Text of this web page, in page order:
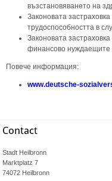
възстановяването на
Законовата
трудоспособността в
Законовата
финансово нуждаещите
Повече информация:
www.deutsche-
Contact
Stadt Heilbronn
Marktplatz 7
74072 Heilbronn